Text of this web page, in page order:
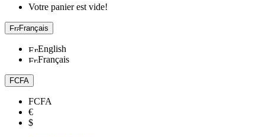
Votre panier est vide!
Français
English
Français
FCFA
FCFA
€
$